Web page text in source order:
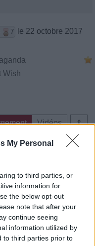
My Personal
to third parties, or
information for
the below opt-out
note that after your
continue seeing
information utilized by
to third parties prior to
7
le 22 octobre 2017
Wish
⇑
Vidéos
:
guitare chez
sur
ou trouver le CD sur